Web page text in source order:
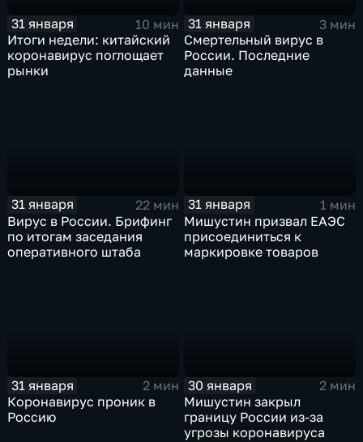
31 января
10 мин
Итоги недели: китайский
коронавирус поглощает
рынки
31 января
3 мин
Смертельный вирус в
России. Последние
данные
31 января
22 мин
Вирус в России. Брифинг
по итогам заседания
оперативного штаба
31 января
1 мин
Мишустин призвал ЕАЭС
присоединиться к
маркировке товаров
31 января
2 мин
Коронавирус проник в
Россию
30 января
2 мин
Мишустин закрыл
границу России из-за
угрозы коронавируса